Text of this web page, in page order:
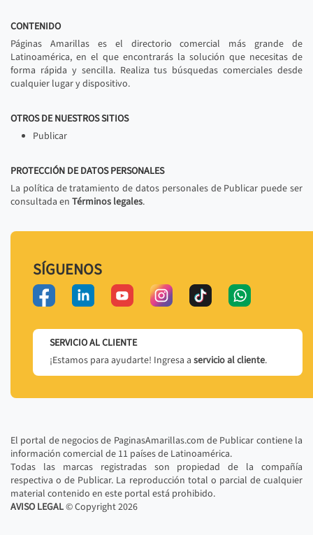
CONTENIDO
Páginas Amarillas es el directorio comercial más grande de
Latinoamérica, en el que encontrarás la solución que necesitas de
forma rápida y sencilla. Realiza tus búsquedas comerciales desde
cualquier lugar y dispositivo.
OTROS DE NUESTROS SITIOS
Publicar
PROTECCIÓN DE DATOS PERSONALES
La política de tratamiento de datos personales de Publicar puede ser
consultada en Términos legales.
SÍGUENOS
SERVICIO AL CLIENTE
¡Estamos para ayudarte! Ingresa a servicio al cliente.
El portal de negocios de PaginasAmarillas.com de Publicar contiene la
información comercial de 11 países de Latinoamérica.
Todas las marcas registradas son propiedad de la compañía
respectiva o de Publicar. La reproducción total o parcial de cualquier
material contenido en este portal está prohibido.
AVISO LEGAL© Copyright2026